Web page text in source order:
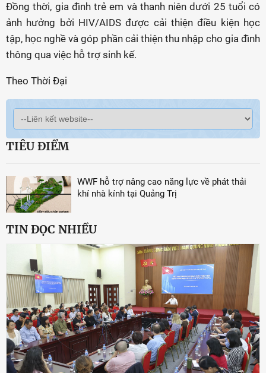
Đồng thời, gia đình trẻ em và thanh niên dưới 25 tuổi có
ảnh hưởng bởi HIV/AIDS được cải thiện điều kiện học
tập, học nghề và góp phần cải thiện thu nhập cho gia đình
thông qua việc hỗ trợ sinh kế.
Theo Thời Đại
TIÊU ĐIỂM
WWF hỗ trợ nâng cao năng lực về phát thải
khí nhà kính tại Quảng Trị
TIN ĐỌC NHIỀU